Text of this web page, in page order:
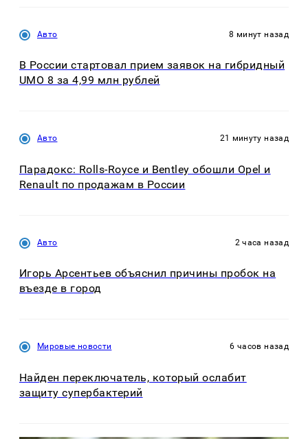
Авто 8 минут назад
В России стартовал прием заявок на гибридный
UMO 8 за 4,99 млн рублей
Авто 21 минуту назад
Парадокс: Rolls-Royce и Bentley обошли Opel и
Renault по продажам в России
Авто 2 часа назад
Игорь Арсентьев объяснил причины пробок на
въезде в город
Мировые новости 6 часов назад
Найден переключатель, который ослабит
защиту супербактерий